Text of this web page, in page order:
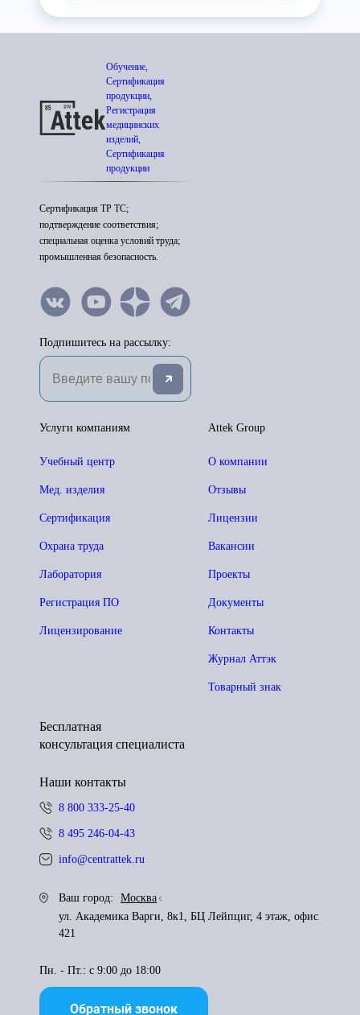
Обучение,
Сертификация
продукции,
Регистрация
медицинских
изделий,
Сертификация
продукции
Сертификация ТР ТС;
подтверждение соответствия;
специальная оценка условий труда;
промышленная безопасность.
Подпишитесь на рассылку:
Attek Group
О компании
Отзывы
Лицензии
Вакансии
Проекты
Документы
Контакты
Журнал Аттэк
Товарный знак
Услуги компаниям
Учебный центр
Мед. изделия
Сертификация
Охрана труда
Лаборатория
Регистрация ПО
Лицензирование
Бесплатная
консультация специалиста
Наши контакты
8 800 333-25-40
8 495 246-04-43
info@centrattek.ru
Ваш город:
Москва
ул. Академика Варги, 8к1, БЦ Лейпциг, 4 этаж, офис
421
Пн. - Пт.: с 9:00 до 18:00
Обратный звонок